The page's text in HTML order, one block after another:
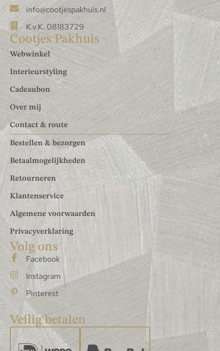
info@cootjespakhuis.nl
K.v.K. 08183729
Cootjes Pakhuis
Webwinkel
Interieurstyling
Cadeaubon
Over mij
Contact & route
Bestellen & bezorgen
Betaalmogelijkheden
Retourneren
Klantenservice
Algemene voorwaarden
Privacyverklaring
Volg ons
Facebook
Instagram
Pinterest
Veilig betalen